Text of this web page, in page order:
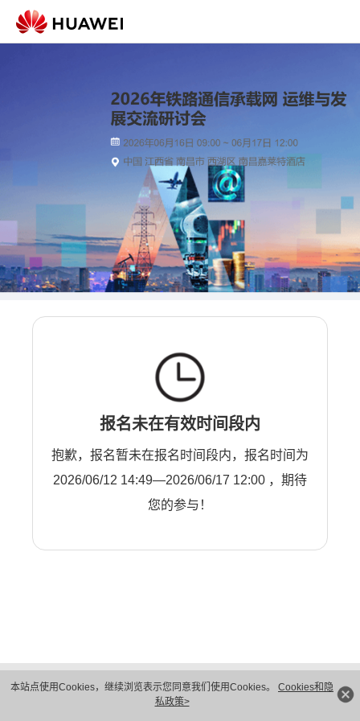
本站点使用Cookies，继续浏览表示您同意我们使用Cookies。 Cookies和隐
私政策>
报名未在有效时间段内
抱歉，报名暂未在报名时间段内，报名时间为
2026/06/12 14:49—2026/06/17 12:00 ，期待
您的参与！
隐私保护
法律声明